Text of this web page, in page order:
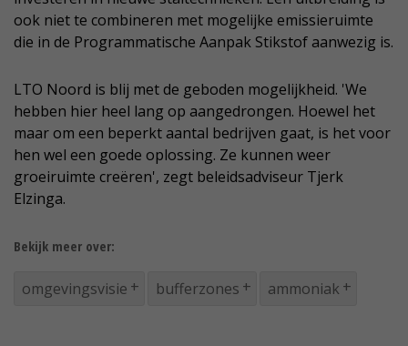
ook niet te combineren met mogelijke emissieruimte
die in de Programmatische Aanpak Stikstof aanwezig is.
LTO Noord is blij met de geboden mogelijkheid. 'We
hebben hier heel lang op aangedrongen. Hoewel het
maar om een beperkt aantal bedrijven gaat, is het voor
hen wel een goede oplossing. Ze kunnen weer
groeiruimte creëren', zegt beleidsadviseur Tjerk
Elzinga.
Bekijk meer over:
omgevingsvisie bufferzones ammoniak